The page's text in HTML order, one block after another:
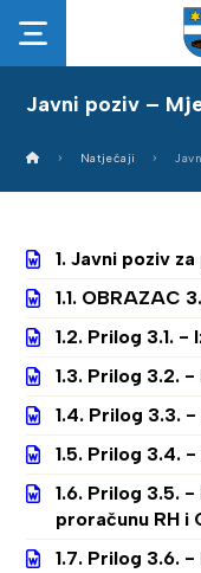
Javni poziv –
Natječaji
1. Javni poziv
1.1. OBRAZAC
1.2. Prilog 3.1.
1.3. Prilog 3.2. -
1.4. Prilog 3.3.
1.5. Prilog 3.4.
1.6. Prilog 3.5.
proračunu RH i
1.7. Prilog 3.6.